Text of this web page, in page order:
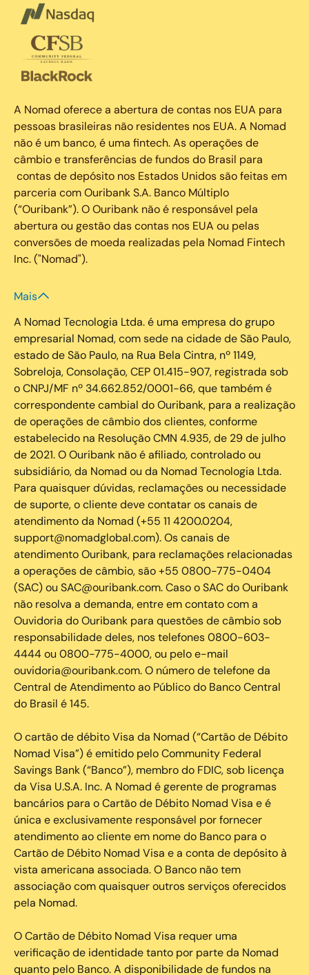
A Nomad oferece a abertura de contas nos EUA para
pessoas brasileiras não residentes nos EUA. A Nomad
não é um banco, é uma fintech. As operações de
câmbio e transferências de fundos do Brasil para
contas de depósito nos Estados Unidos são feitas em
parceria com Ouribank S.A. Banco Múltiplo
(“Ouribank”). O Ouribank não é responsável pela
abertura ou gestão das contas nos EUA ou pelas
conversões de moeda realizadas pela Nomad Fintech
Inc. ("Nomad").
Mais
A Nomad Tecnologia Ltda. é uma empresa do grupo
empresarial Nomad, com sede na cidade de São Paulo,
estado de São Paulo, na Rua Bela Cintra, nº 1149,
Sobreloja, Consolação, CEP 01.415-907, registrada sob
o CNPJ/MF nº 34.662.852/0001-66, que também é
correspondente cambial do Ouribank, para a realização
de operações de câmbio dos clientes, conforme
estabelecido na Resolução CMN 4.935, de 29 de julho
de 2021. O Ouribank não é afiliado, controlado ou
subsidiário, da Nomad ou da Nomad Tecnologia Ltda.
Para quaisquer dúvidas, reclamações ou necessidade
de suporte, o cliente deve contatar os canais de
atendimento da Nomad (+55 11 4200.0204,
support@nomadglobal.com). Os canais de
atendimento Ouribank, para reclamações relacionadas
a operações de câmbio, são +55 0800-775-0404
(SAC) ou SAC@ouribank.com. Caso o SAC do Ouribank
não resolva a demanda, entre em contato com a
Ouvidoria do Ouribank para questões de câmbio sob
responsabilidade deles, nos telefones 0800-603-
4444 ou 0800-775-4000, ou pelo e-mail
ouvidoria@ouribank.com. O número de telefone da
Central de Atendimento ao Público do Banco Central
do Brasil é 145.
O cartão de débito Visa da Nomad (“Cartão de Débito
Nomad Visa”) é emitido pelo Community Federal
Savings Bank (“Banco”), membro do FDIC, sob licença
da Visa U.S.A. Inc. A Nomad é gerente de programas
bancários para o Cartão de Débito Nomad Visa e é
única e exclusivamente responsável por fornecer
atendimento ao cliente em nome do Banco para o
Cartão de Débito Nomad Visa e a conta de depósito à
vista americana associada. O Banco não tem
associação com quaisquer outros serviços oferecidos
pela Nomad.
O Cartão de Débito Nomad Visa requer uma
verificação de identidade tanto por parte da Nomad
quanto pelo Banco. A disponibilidade de fundos na